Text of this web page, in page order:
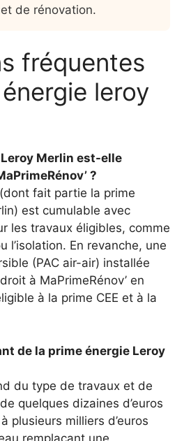
de rénovation.
fréquentes
leroy
Merlin est-elle
?
fait partie la prime
est cumulable avec
les travaux éligibles, comme
l’isolation. En revanche, une
(PAC air-air) installée
à MaPrimeRénov’ en
à la prime CEE et à la
de la prime énergie Leroy
du type de travaux et de
quelques dizaines d’euros
plusieurs milliers d’euros
remplaçant une